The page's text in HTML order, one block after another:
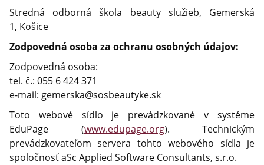
Stredná odborná škola beauty služieb, Gemerská
1, Košice
Zodpovedná osoba za ochranu osobných údajov:
Zodpovedná osoba:
tel. č.: 055 6 424 371
e-mail: gemerska@sosbeautyke.sk
Toto webové sídlo je prevádzkované v systéme
EduPage (www.edupage.org). Technickým
prevádzkovateľom servera tohto webového sídla je
spoločnosť aSc Applied Software Consultants, s.r.o.